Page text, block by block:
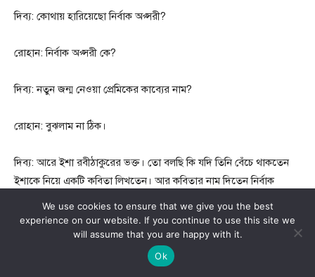
দিব্য: কোথায় হারিয়েছো নির্বাক অপ্সরী?
রোহান: নির্বাক অপ্সরী কে?
দিব্য: নতুন জন্ম নেওয়া প্রেমিকের কাব্যের নাম?
রোহান: বুঝলাম না ঠিক।
দিব্য: আরে ইশা রবীঠাকুরের ভক্ত। তো বলছি কি যদি তিনি বেঁচে থাকতেন
ইশাকে নিয়ে একটি কবিতা লিখতেন। আর কবিতার নাম দিতেন নির্বাক
We use cookies to ensure that we give you the best
experience on our website. If you continue to use this site we
will assume that you are happy with it.
Ok